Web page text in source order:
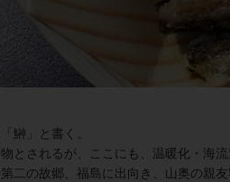
鰰」と書く。
とされるが、ここにも、温暖化・海流
二の故郷、福島に出向き、山奥の親